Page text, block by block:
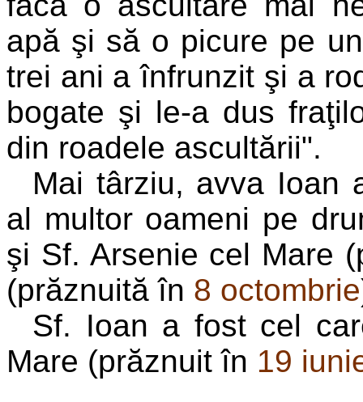
apă şi să o picure pe
trei ani a înfrunzit şi a
bogate şi le-a dus
din roadele ascultării".
Mai târziu, avva Ioan
al multor oameni pe
şi Sf. Arsenie cel Mare
(prăznuită în 8 octombrie
Sf. Ioan a fost cel
Mare (prăznuit în 19